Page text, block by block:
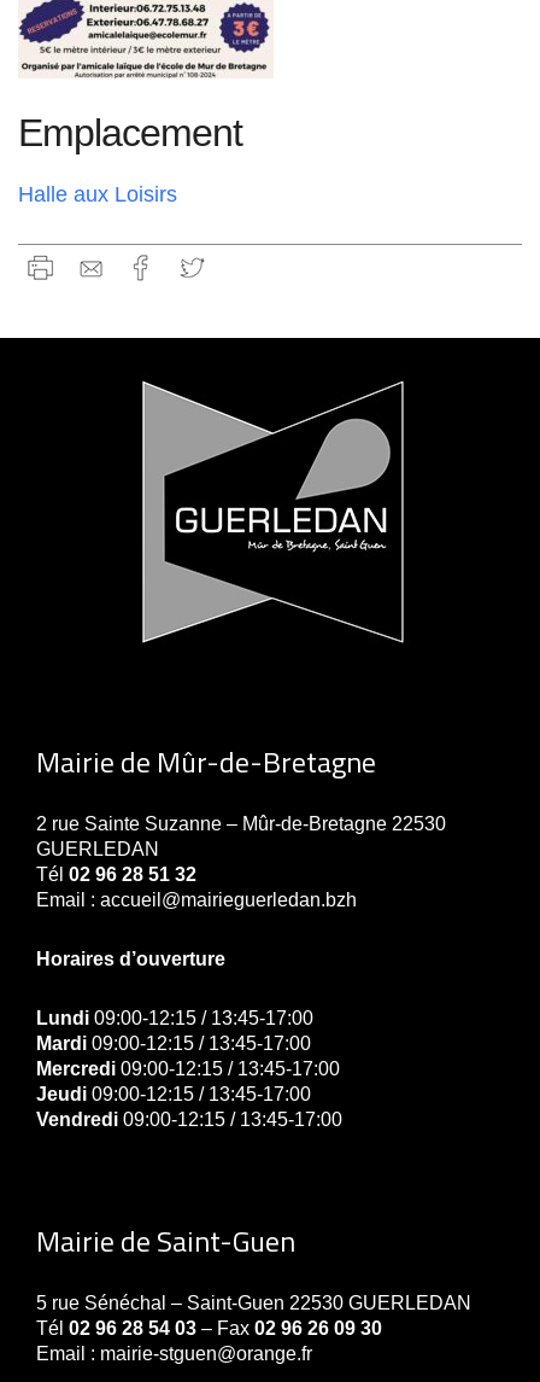
Emplacement
Halle aux Loisirs
Mairie de Mûr-de-Bretagne
2 rue Sainte Suzanne – Mûr-de-Bretagne 22530
GUERLEDAN
Tél 02 96 28 51 32
Email : accueil@mairieguerledan.bzh
Horaires d’ouverture
Lundi 09:00-12:15 / 13:45-17:00
Mardi 09:00-12:15 / 13:45-17:00
Mercredi 09:00-12:15 / 13:45-17:00
Jeudi 09:00-12:15 / 13:45-17:00
Vendredi 09:00-12:15 / 13:45-17:00
Mairie de Saint-Guen
5 rue Sénéchal – Saint-Guen 22530 GUERLEDAN
Tél 02 96 28 54 03 – Fax 02 96 26 09 30
Email : mairie-stguen@orange.fr